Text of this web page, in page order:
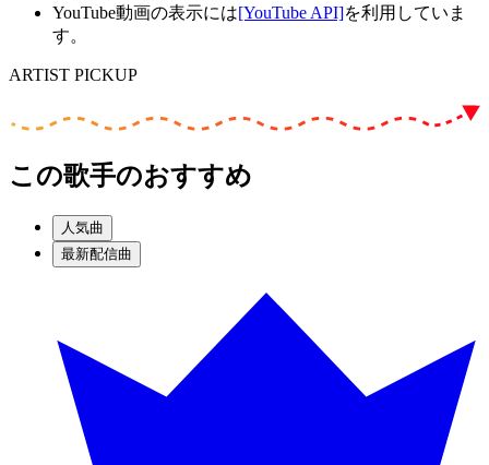
YouTube動画の表示には[YouTube API]を利用していま
す。
ARTIST PICKUP
この歌手のおすすめ
人気曲
最新配信曲